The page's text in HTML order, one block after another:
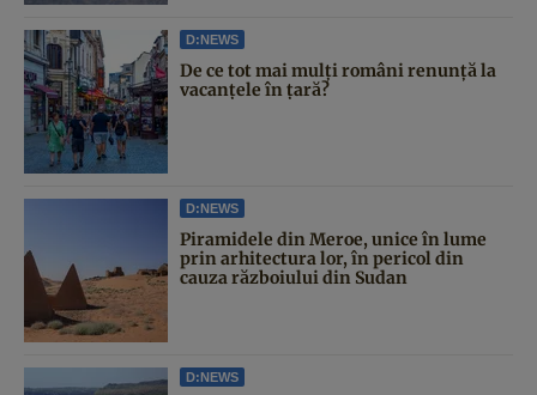
D:NEWS
De ce tot mai mulți români renunță la
vacanțele în țară?
D:NEWS
Piramidele din Meroe, unice în lume
prin arhitectura lor, în pericol din
cauza războiului din Sudan
D:NEWS